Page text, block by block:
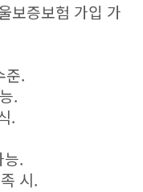
보증보험 가입 가
준.
.
.
능.
시.